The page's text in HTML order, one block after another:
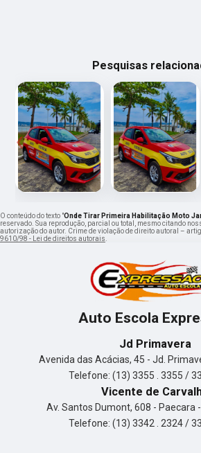
Pesquisas
‹
O conteúdo do texto "Onde Tirar Primeira Habilitação Moto
reservado. Sua reprodução, parcial ou total, mesmo citando
autorização do autor. Crime de violação de direito autoral –
9610/98 - Lei de direitos autorais
Auto Escola
Jd Primavera
Avenida das Acácias, 45 - Jd.
Telefone: (13) 3355 . 3355 /
Vicente de
Av. Santos Dumont, 608 - Paecara
Telefone: (13) 3342 . 2324 /